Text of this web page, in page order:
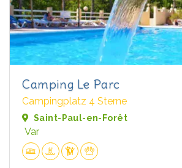
Camping Le Parc
Campingplatz 4 Sterne
Saint-Paul-en-Forêt
Var